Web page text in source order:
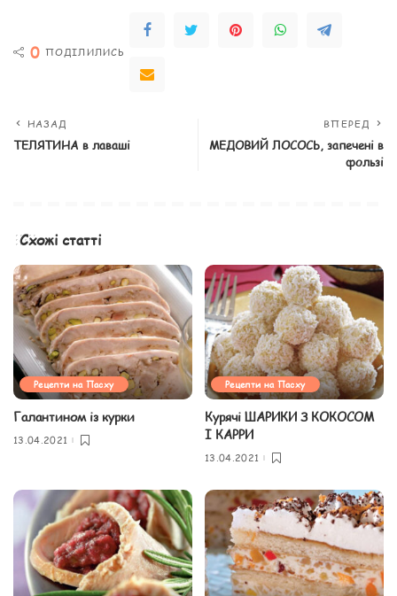
0 ПОДІЛИЛИСЬ
НАЗАД
ТЕЛЯТИНА в лаваші
ВПЕРЕД
МЕДОВИЙ ЛОСОСЬ, запечені в
фользі
Схожі статті
Рецепти на Пасху
Галантином із курки
13.04.2021
Рецепти на Пасху
Курячі ШАРИКИ З КОКОСОМ
І КАРРИ
13.04.2021